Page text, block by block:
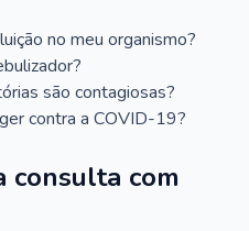
no meu organismo?
são contagiosas?
contra a COVID-19?
consulta com